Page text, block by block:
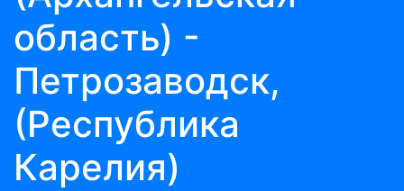
область) -
Петрозаводск,
(Республика
Карелия)